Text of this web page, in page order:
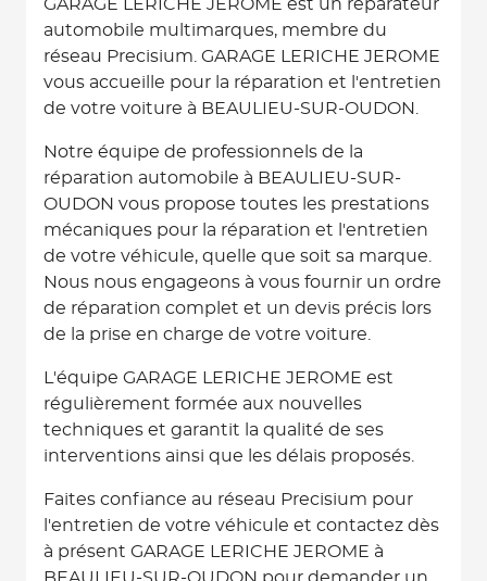
GARAGE LERICHE JEROME est un réparateur
automobile multimarques, membre du
réseau Precisium. GARAGE LERICHE JEROME
vous accueille pour la réparation et l'entretien
de votre voiture à BEAULIEU-SUR-OUDON.
Notre équipe de professionnels de la
réparation automobile à BEAULIEU-SUR-
OUDON vous propose toutes les prestations
mécaniques pour la réparation et l'entretien
de votre véhicule, quelle que soit sa marque.
Nous nous engageons à vous fournir un ordre
de réparation complet et un devis précis lors
de la prise en charge de votre voiture.
L'équipe GARAGE LERICHE JEROME est
régulièrement formée aux nouvelles
techniques et garantit la qualité de ses
interventions ainsi que les délais proposés.
Faites confiance au réseau Precisium pour
l'entretien de votre véhicule et contactez dès
à présent GARAGE LERICHE JEROME à